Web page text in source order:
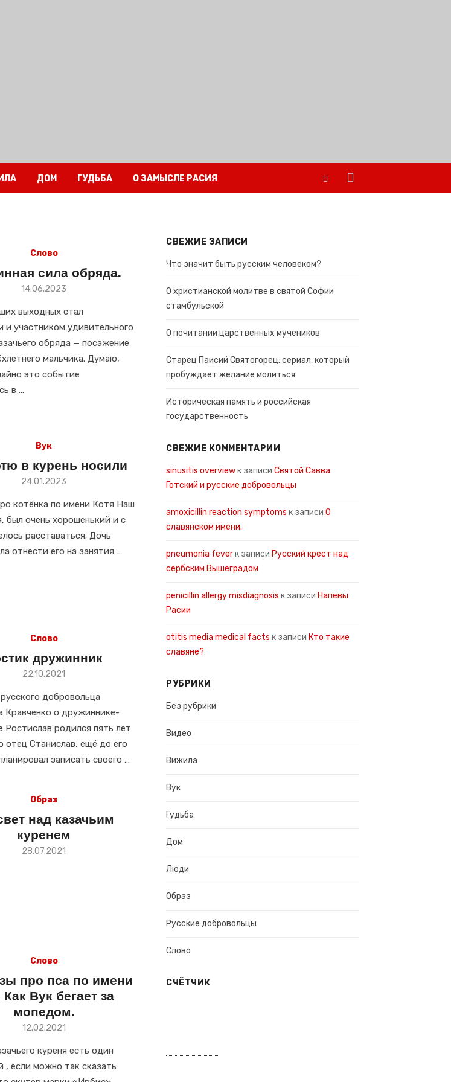
ДОМ ГУДЬБА О ЗАМЫСЛЕ РАСИЯ
Слово
сила обряда.
Размещено
14.06.2023
выходных стал
и участником удивительного
обряда — посажение
мальчика. Думаю,
это событие
в …
Вук
в курень носили
Размещено
24.01.2023
котёнка по имени Котя Наш
был очень хорошенький и с
расставаться. Дочь
отнести его на занятия …
Слово
дружинник
Размещено
22.10.2021
добровольца
Кравченко о дружиннике-
Ростислав родился пять лет
отец Станислав, ещё до его
записать своего …
Образ
над казачьим
куренем
Размещено
28.07.2021
Слово
про пса по имени
Как Вук бегает за
мопедом.
Размещено
12.02.2021
куреня есть один
, если можно так сказать
СВЕЖИЕ ЗАПИСИ
Что значит быть русским человеком?
О христианской молитве в святой Софии
стамбульской
О почитании царственных мучеников
Старец Паисий Святогорец: сериал, который
пробуждает желание молиться
Историческая память и российская
государственность
СВЕЖИЕ КОММЕНТАРИИ
sinusitis overviewк записи Святой Савва
Готский и русские добровольцы
amoxicillin reaction symptoms к записи О
славянском имени.
pneumonia feverк записи Русский крест над
сербским Вышеградом
penicillin allergy misdiagnosis к записи Напевы
Расии
otitis media medical facts к записи Кто такие
славяне?
РУБРИКИ
Без рубрики
Видео
Вижила
Вук
Гудьба
Дом
Люди
Образ
Русские добровольцы
Слово
СЧЁТЧИК